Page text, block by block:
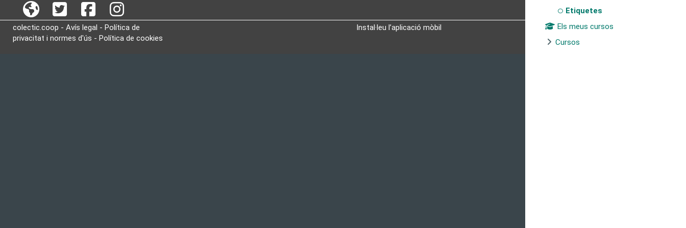
Etiquetes
Els meus cursos
Cursos
colectic.coop -Avís legal -Política de
privacitat i normes d'ús -Política de cookies
Instal·leu l’aplicació mòbil